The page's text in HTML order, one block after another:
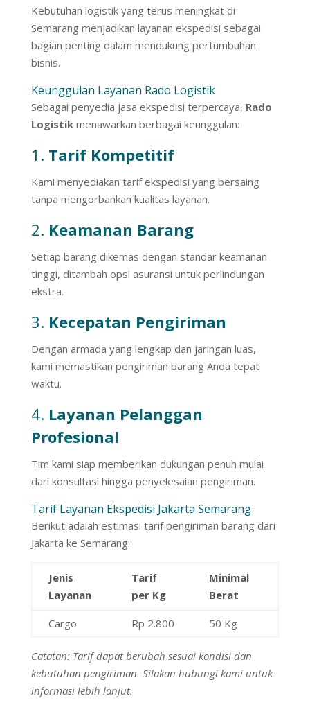
Kebutuhan logistik yang terus meningkat di
Semarang menjadikan layanan ekspedisi sebagai
bagian penting dalam mendukung pertumbuhan
bisnis.
Keunggulan Layanan Rado Logistik
Sebagai penyedia jasa ekspedisi terpercaya, Rado
Logistikmenawarkan berbagai keunggulan:
1. Tarif Kompetitif
Kami menyediakan tarif ekspedisi yang bersaing
tanpa mengorbankan kualitas layanan.
2. Keamanan Barang
Setiap barang dikemas dengan standar keamanan
tinggi, ditambah opsi asuransi untuk perlindungan
ekstra.
3. Kecepatan Pengiriman
Dengan armada yang lengkap dan jaringan luas,
kami memastikan pengiriman barang Anda tepat
waktu.
4. Layanan Pelanggan
Profesional
Tim kami siap memberikan dukungan penuh mulai
dari konsultasi hingga penyelesaian pengiriman.
Tarif Layanan Ekspedisi Jakarta Semarang
Berikut adalah estimasi tarif pengiriman barang dari
Jakarta ke Semarang:
Jenis
Layanan
Tarif
per Kg
Minimal
Berat
Cargo Rp 2.800 50 Kg
Catatan: Tarif dapat berubah sesuai kondisi dan
kebutuhan pengiriman. Silakan hubungi kami untuk
informasi lebih lanjut.